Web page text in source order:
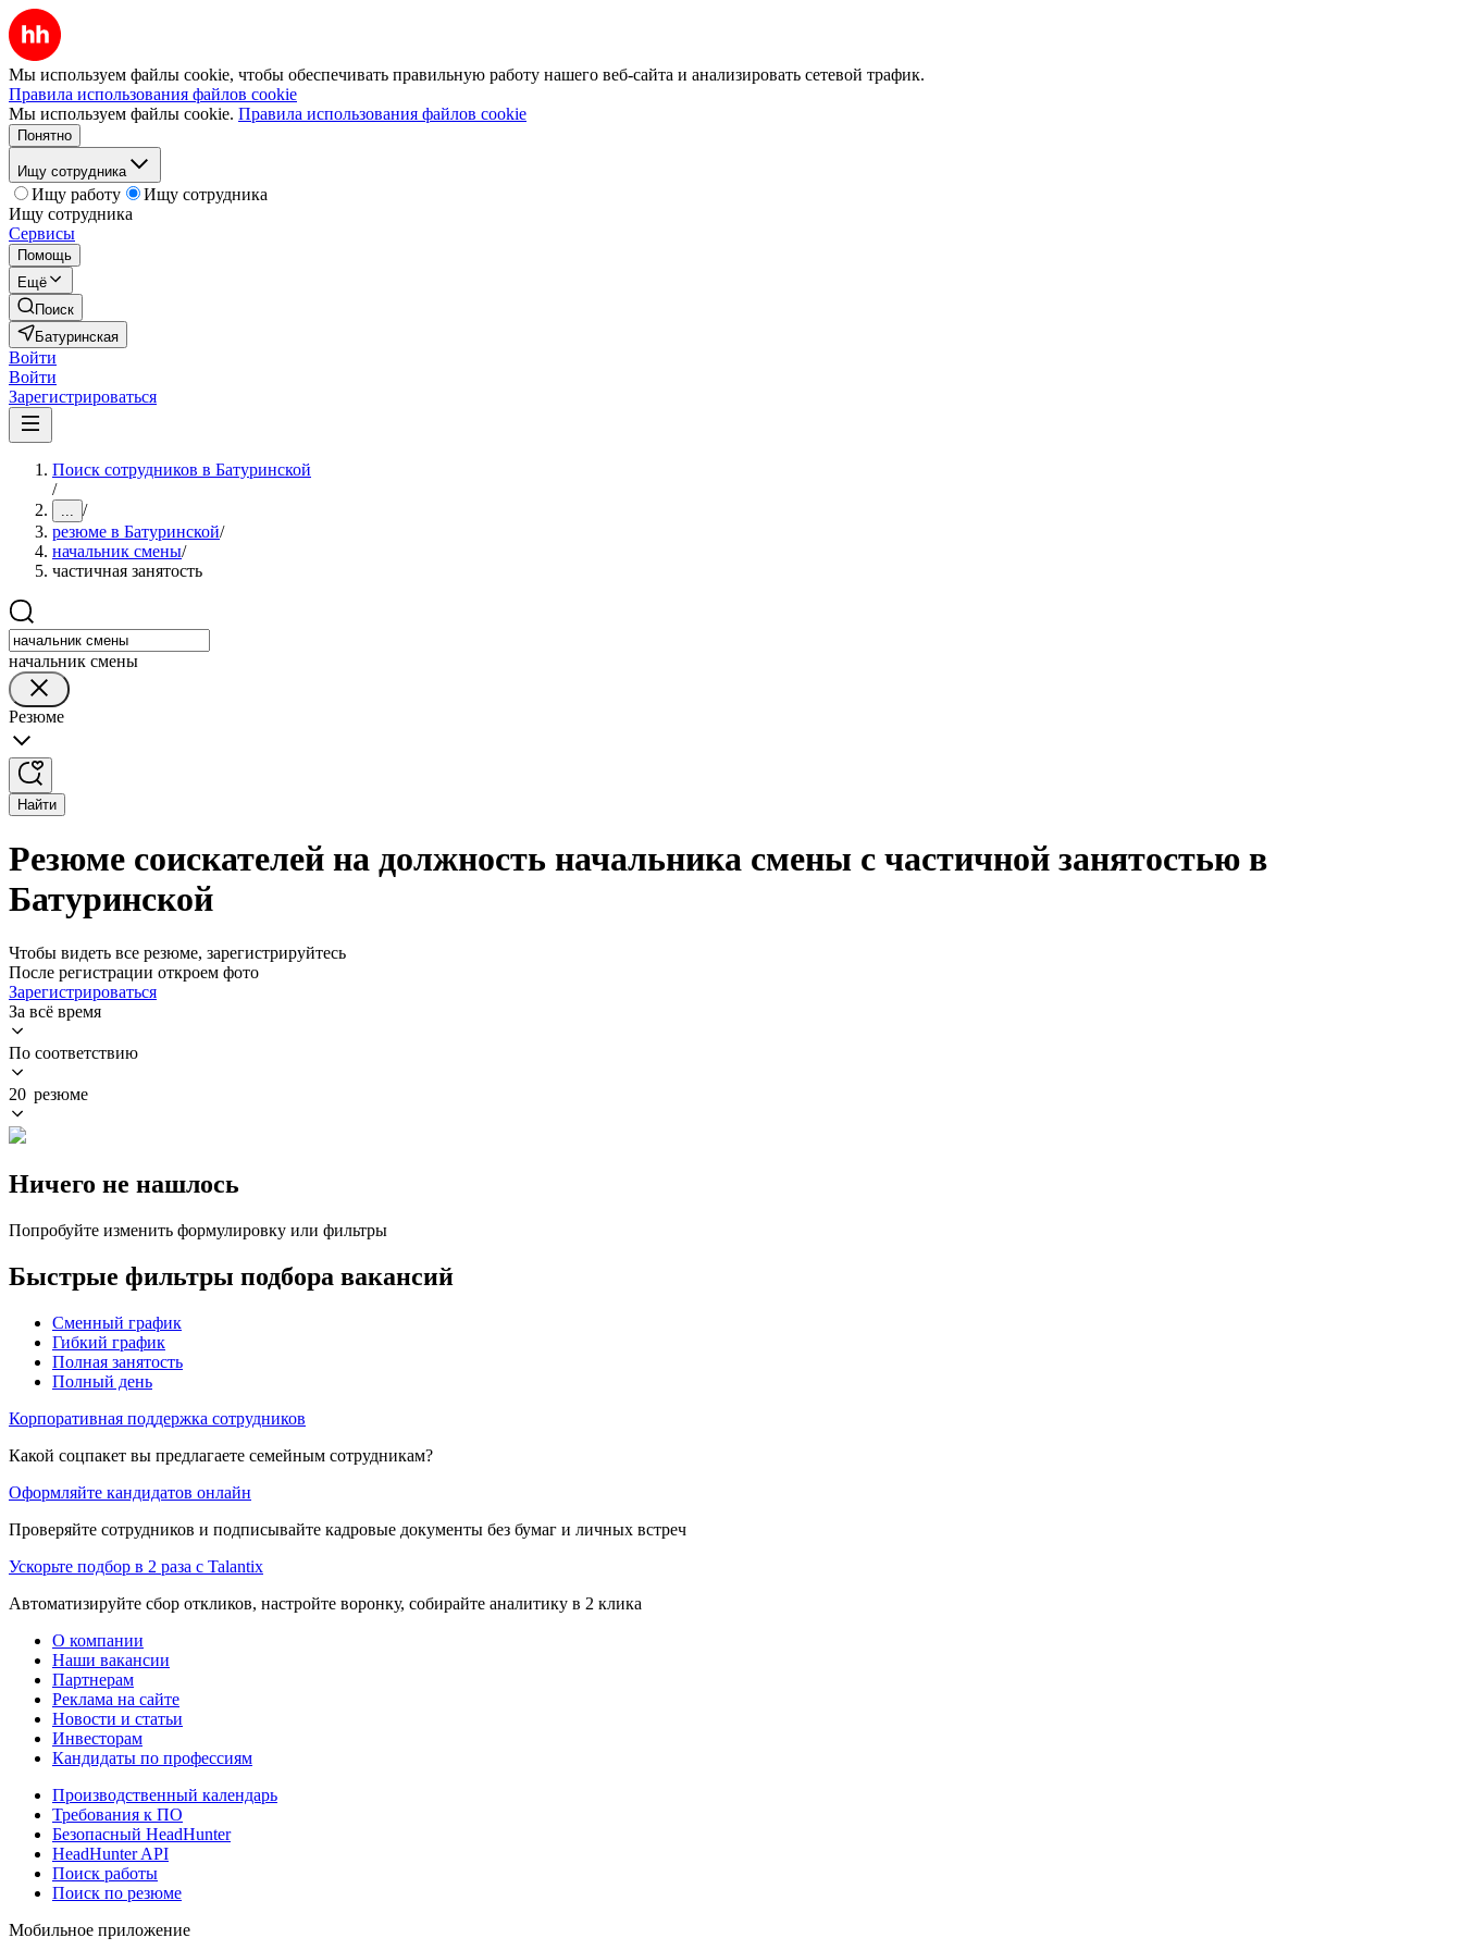
Мы используем файлы cookie, чтобы обеспечивать правильную работу нашего веб-сайта и анализировать сетевой трафик.
Правила использования файлов cookie
Мы используем файлы cookie. Правила использования файлов cookie
Понятно
Ищу сотрудника
Ищу работу
Ищу сотрудника
Ищу сотрудника
Сервисы
Помощь
Ещё
Поиск
Батуринская
Войти
Войти
Зарегистрироваться
Поиск сотрудников в Батуринской
/
... /
резюме в Батуринской/
начальник смены/
частичная занятость
начальник смены
Резюме
Найти
Резюме соискателей на должность начальника смены с частичной занятостью в
Батуринской
Чтобы видеть все резюме, зарегистрируйтесь
После регистрации откроем фото
Зарегистрироваться
За всё время
По соответствию
20 резюме
Ничего не нашлось
Попробуйте изменить формулировку или фильтры
Быстрые фильтры подбора вакансий
Сменный график
Гибкий график
Полная занятость
Полный день
Корпоративная поддержка сотрудников
Какой соцпакет вы предлагаете семейным сотрудникам?
Оформляйте кандидатов онлайн
Проверяйте сотрудников и подписывайте кадровые документы без бумаг и личных встреч
Ускорьте подбор в 2 раза с Talantix
Автоматизируйте сбор откликов, настройте воронку, собирайте аналитику в 2 клика
О компании
Наши вакансии
Партнерам
Реклама на сайте
Новости и статьи
Инвесторам
Кандидаты по профессиям
Производственный календарь
Требования к ПО
Безопасный HeadHunter
HeadHunter API
Поиск работы
Поиск по резюме
Мобильное приложение